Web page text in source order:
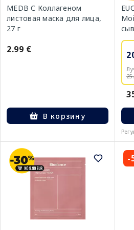
MEDB С Коллагеном
листовая маска для лица,
27 г
2.99 €
В корзину
-